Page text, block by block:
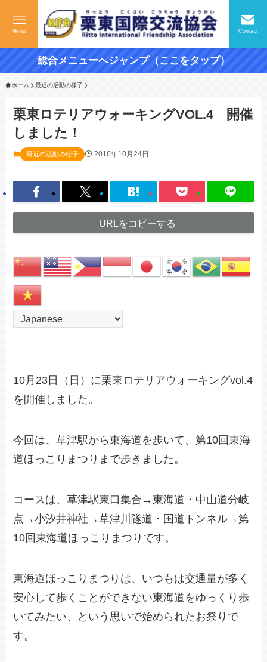
Contact
Menu
総合メニューへジャンプ（ここをタップ）
ホーム 最近の活動の様子
栗東ロテリアウォーキングVOL.4 開催
しました！
最近の活動の様子 2016年10月24日
URLをコピーする
10月23日（日）に栗東ロテリアウォーキングvol.4
を開催しました。
今回は、草津駅から東海道を歩いて、第10回東海
道ほっこりまつりまで歩きました。
コースは、草津駅東口集合→東海道・中山道分岐
点→小汐井神社→草津川隧道・国道トンネル→第
10回東海道ほっこりまつりです。
東海道ほっこりまつりは、いつもは交通量が多く
安心して歩くことができない東海道をゆっくり歩
いてみたい、という思いで始められたお祭りで
す。